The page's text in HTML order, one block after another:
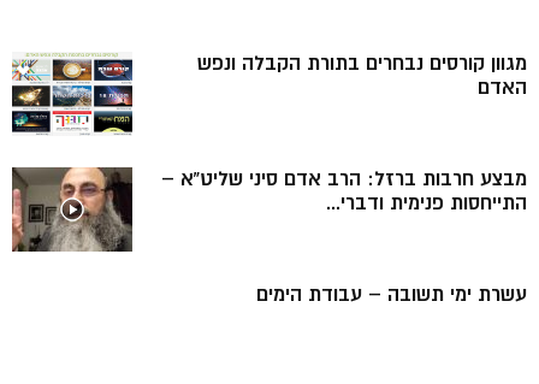
מגוון קורסים נבחרים בתורת הקבלה ונפש
האדם
מבצע חרבות ברזל: הרב אדם סיני שליט”א –
התייחסות פנימית ודברי...
עשרת ימי תשובה – עבודת הימים